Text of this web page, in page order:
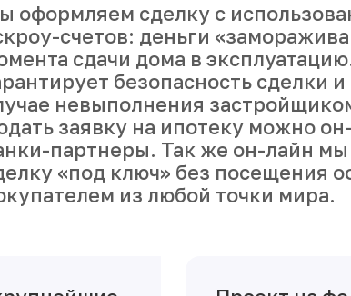
оформляем сделку с
счетов: деньги
сдачи дома в
безопасность сделки
невыполнения
заявку на ипотеку можно
партнеры. Так же он-лайн
«под ключ» без посещения
из любой точки мира.